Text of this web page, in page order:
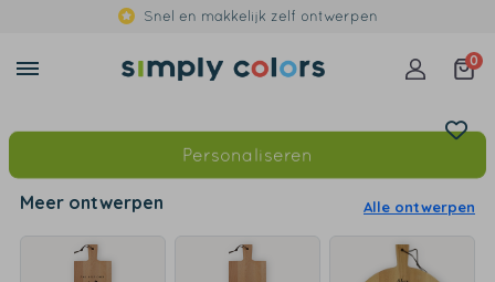
Snel en makkelijk zelf ontwerpen
0
Personaliseren
Meer ontwerpen Alle ontwerpen